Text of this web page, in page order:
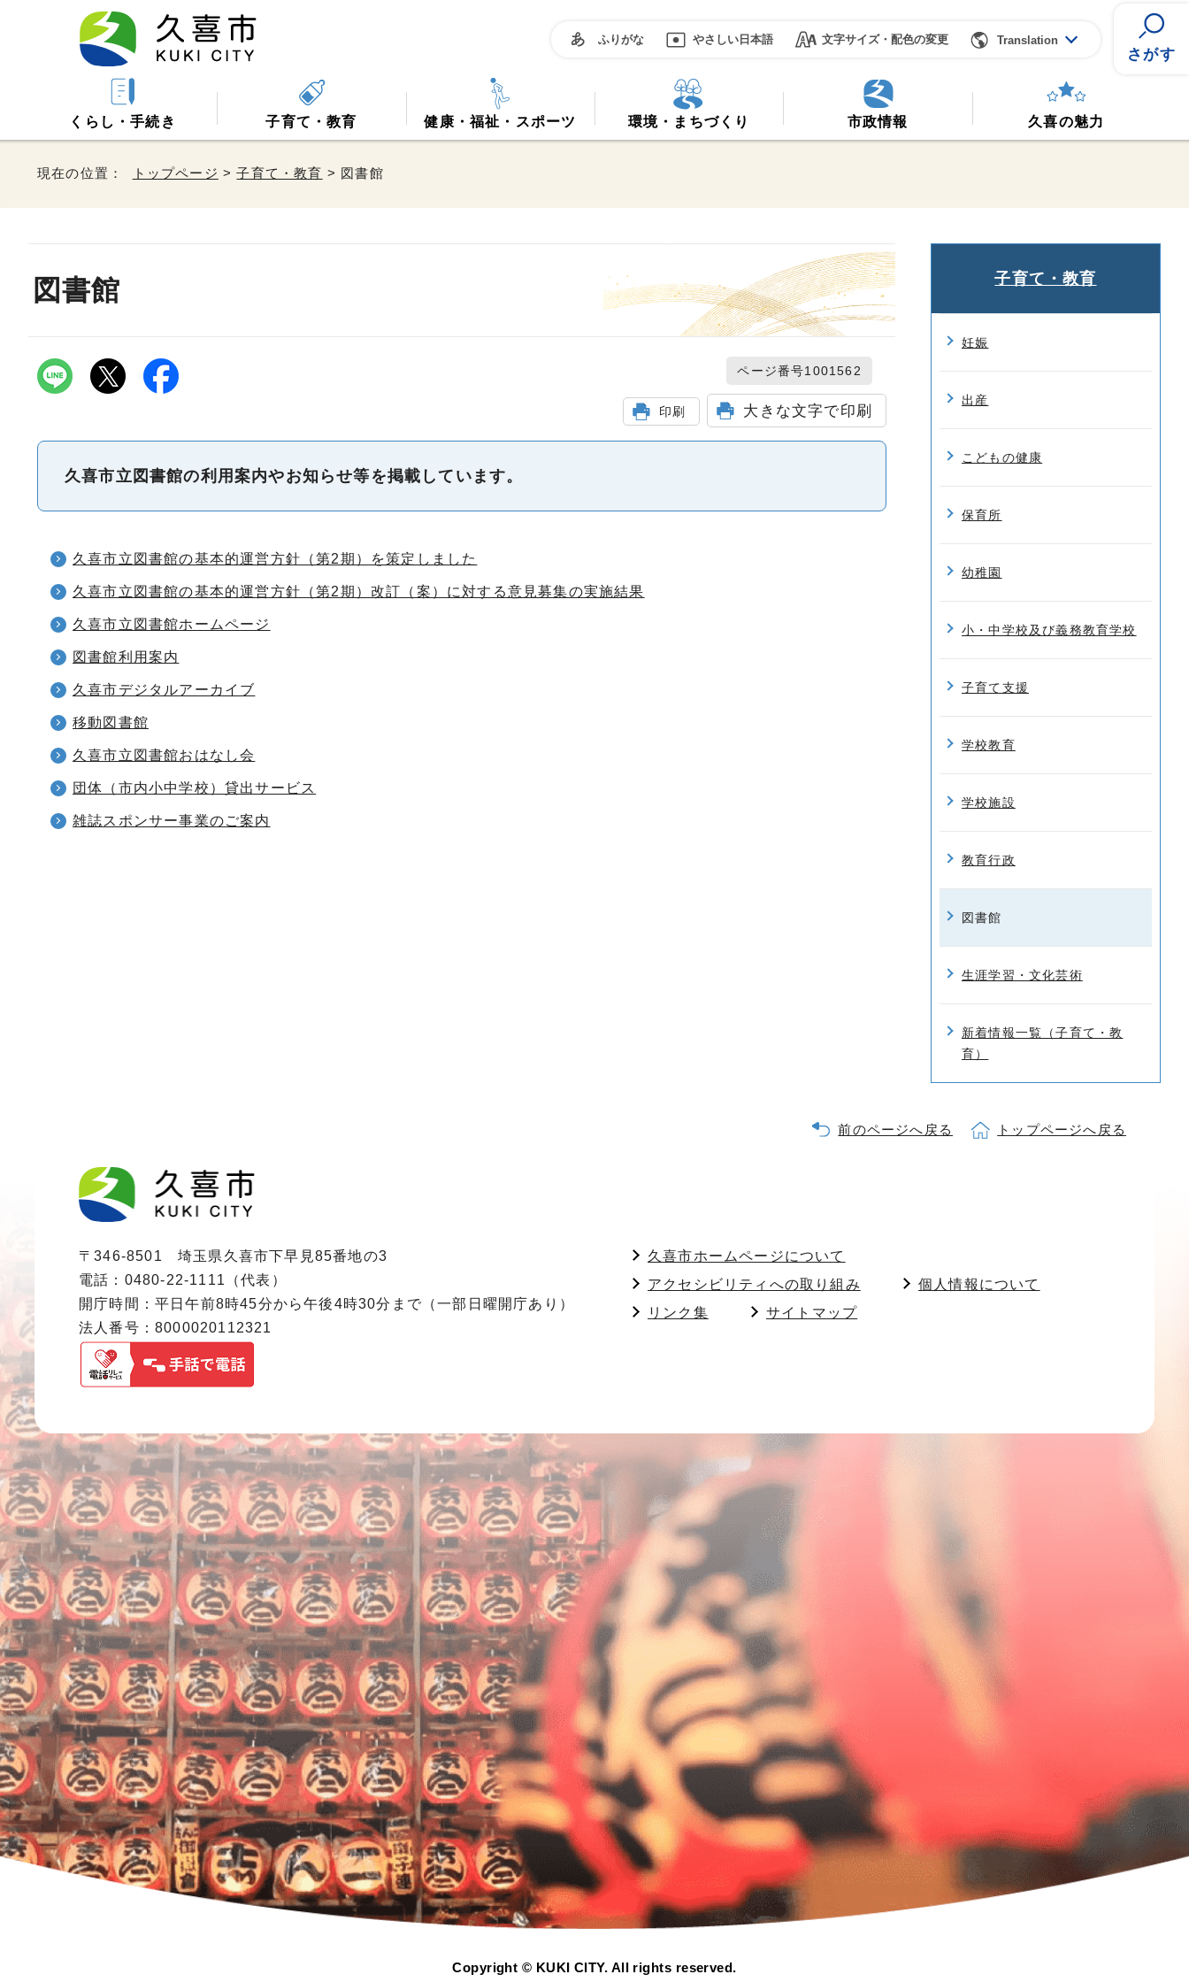
ふりがな やさしい日本語 文字サイズ・配色の変更 Translation
さがす
くらし・手続き 子育て・教育 健康・福祉・スポーツ 環境・まちづくり 市政情報 久喜の魅力
現在の位置： トップページ >子育て・教育 > 図書館
図書館
ページ番号1001562
印刷 大きな文字で印刷
久喜市立図書館の利用案内やお知らせ等を掲載しています。
久喜市立図書館の基本的運営方針（第2期）を策定しました
久喜市立図書館の基本的運営方針（第2期）改訂（案）に対する意見募集の実施結果
久喜市立図書館ホームページ
図書館利用案内
久喜市デジタルアーカイブ
移動図書館
久喜市立図書館おはなし会
団体（市内小中学校）貸出サービス
雑誌スポンサー事業のご案内
子育て・教育
妊娠
出産
こどもの健康
保育所
幼稚園
小・中学校及び義務教育学校
子育て支援
学校教育
学校施設
教育行政
図書館
生涯学習・文化芸術
新着情報一覧（子育て・教
育）
前のページへ戻る トップページへ戻る
〒346-8501 埼玉県久喜市下早見85番地の3
電話：0480-22-1111（代表）
開庁時間：平日午前8時45分から午後4時30分まで（一部日曜開庁あり）
法人番号：8000020112321
久喜市ホームページについて
アクセシビリティへの取り組み
個人情報について
リンク集
サイトマップ
Copyright © KUKI CITY. All rights reserved.